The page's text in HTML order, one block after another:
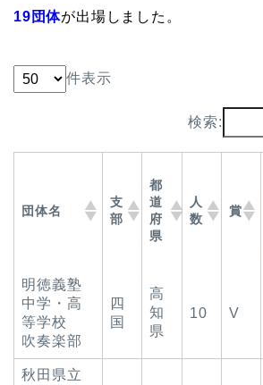
19団体が出場しました。
件表示
検索:
団体名
支
部
都
道
府
県
人
数
賞
明徳義塾
中学・高
等学校
吹奏楽部
四
国
高
知
県
10 V
秋田県立